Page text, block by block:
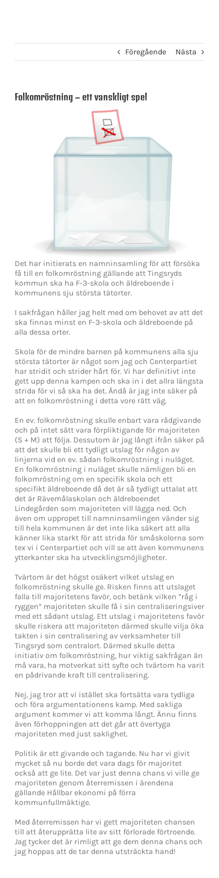
Föregående Nästa
Folkomröstning – ett vanskligt spel
Det har initierats en namninsamling för att försöka
få till en folkomröstning gällande att Tingsryds
kommun ska ha F-3-skola och äldreboende i
kommunens sju största tätorter.
I sakfrågan håller jag helt med om behovet av att det
ska finnas minst en F-3-skola och äldreboende på
alla dessa orter.
Skola för de mindre barnen på kommunens alla sju
största tätorter är något som jag och Centerpartiet
har stridit och strider hårt för. Vi har definitivt inte
gett upp denna kampen och ska in i det allra längsta
strida för vi så ska ha det. Ändå är jag inte säker på
att en folkomröstning i detta vore rätt väg.
En ev. folkomröstning skulle enbart vara rådgivande
och på intet sätt vara förpliktigande för majoriteten
(S + M) att följa. Dessutom är jag långt ifrån säker på
att det skulle bli ett tydligt utslag för någon av
linjerna vid en ev. sådan folkomröstning i nuläget.
En folkomröstning i nuläget skulle nämligen bli en
folkomröstning om en specifik skola och ett
specifikt äldreboende då det är så tydligt uttalat att
det är Rävemålaskolan och äldreboendet
Lindegården som majoriteten vill lägga ned. Och
även om uppropet till namninsamlingen vänder sig
till hela kommunen är det inte lika säkert att alla
känner lika starkt för att strida för småskolorna som
tex vi i Centerpartiet och vill se att även kommunens
ytterkanter ska ha utvecklingsmöjligheter.
Tvärtom är det högst osäkert vilket utslag en
folkomröstning skulle ge. Risken finns att utslaget
falla till majoritetens favör, och betänk vilken ”råg i
ryggen” majoriteten skulle få i sin centraliseringsiver
med ett sådant utslag. Ett utslag i majoritetens favör
skulle riskera att majoriteten därmed skulle vilja öka
takten i sin centralisering av verksamheter till
Tingsryd som centralort. Därmed skulle detta
initiativ om folkomröstning, hur viktig sakfrågan än
må vara, ha motverkat sitt syfte och tvärtom ha varit
en pådrivande kraft till centralisering.
Nej, jag tror att vi istället ska fortsätta vara tydliga
och föra argumentationens kamp. Med sakliga
argument kommer vi att komma långt. Ännu finns
även förhoppningen att det går att övertyga
majoriteten med just saklighet.
Politik är ett givande och tagande. Nu har vi givit
mycket så nu borde det vara dags för majoritet
också att ge lite. Det var just denna chans vi ville ge
majoriteten genom återremissen i ärendena
gällande Hållbar ekonomi på förra
kommunfullmäktige.
Med återremissen har vi gett majoriteten chansen
till att återupprätta lite av sitt förlorade förtroende.
Jag tycker det är rimligt att ge dem denna chans och
jag hoppas att de tar denna utsträckta hand!